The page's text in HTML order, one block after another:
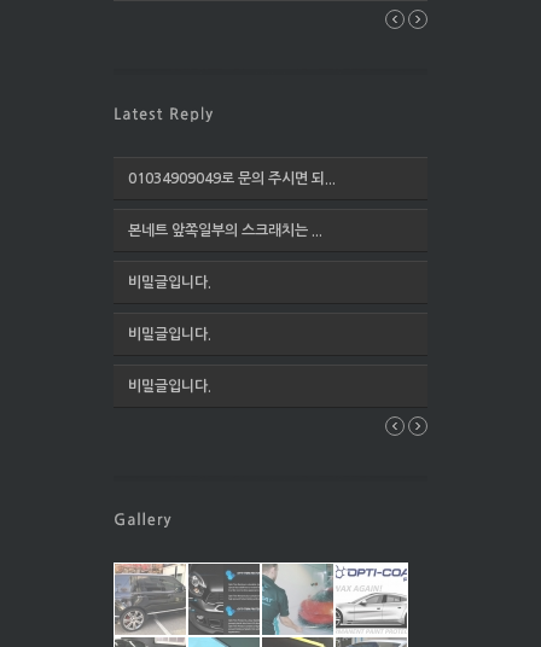
01034909049로 문의 주시면 되...
본네트 앞쪽일부의 스크래치는 ...
비밀글입니다.
비밀글입니다.
비밀글입니다.